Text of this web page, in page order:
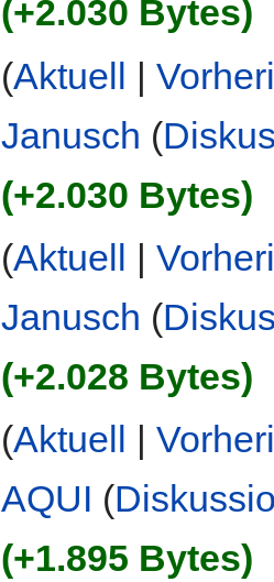
(+2.030 Bytes)
(Aktuell |
Janusch (
(+2.030 Bytes)
(Aktuell |
Janusch (
(+2.028 Bytes)
(Aktuell |
AQUI (
(+1.895 Bytes)